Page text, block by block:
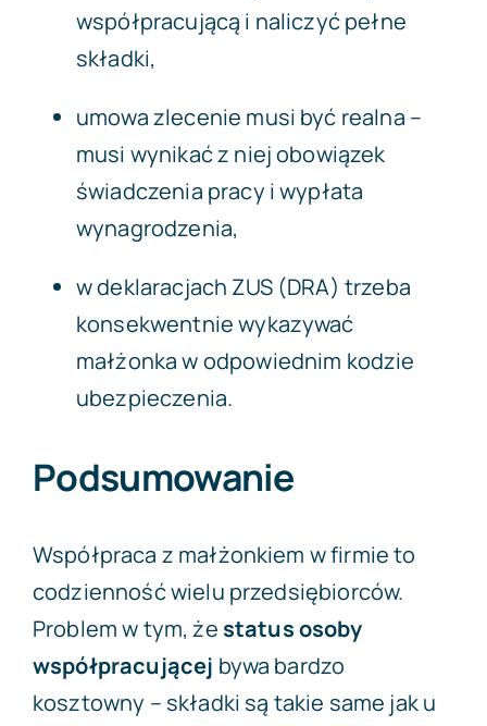
współpracującą i naliczyć pełne
składki,
umowa zlecenie musi być realna –
musi wynikać z niej obowiązek
świadczenia pracy i wypłata
wynagrodzenia,
w deklaracjach ZUS (DRA) trzeba
konsekwentnie wykazywać
małżonka w odpowiednim kodzie
ubezpieczenia.
Podsumowanie
Współpraca z małżonkiem w firmie to
codzienność wielu przedsiębiorców.
Problem w tym, że status osoby
współpracującej bywa bardzo
kosztowny – składki są takie same jak u